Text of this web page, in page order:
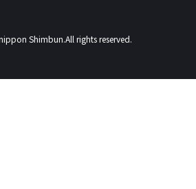
Shimbun.All rights reserved.